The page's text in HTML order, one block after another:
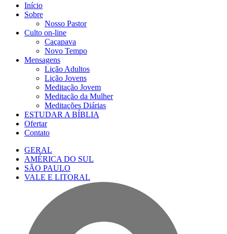
Início
Sobre
Nosso Pastor
Culto on-line
Caçapava
Novo Tempo
Mensagens
Lição Adultos
Lição Jovens
Meditação Jovem
Meditação da Mulher
Meditações Diárias
ESTUDAR A BÍBLIA
Ofertar
Contato
GERAL
AMÉRICA DO SUL
SÃO PAULO
VALE E LITORAL